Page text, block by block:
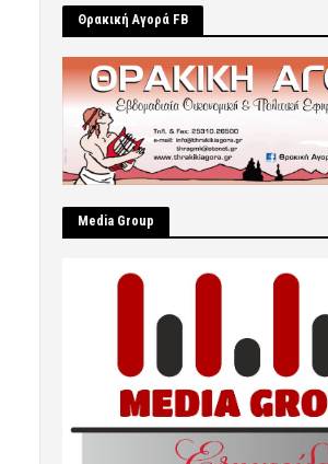
Θρακική Αγορά FB
Μedia Group